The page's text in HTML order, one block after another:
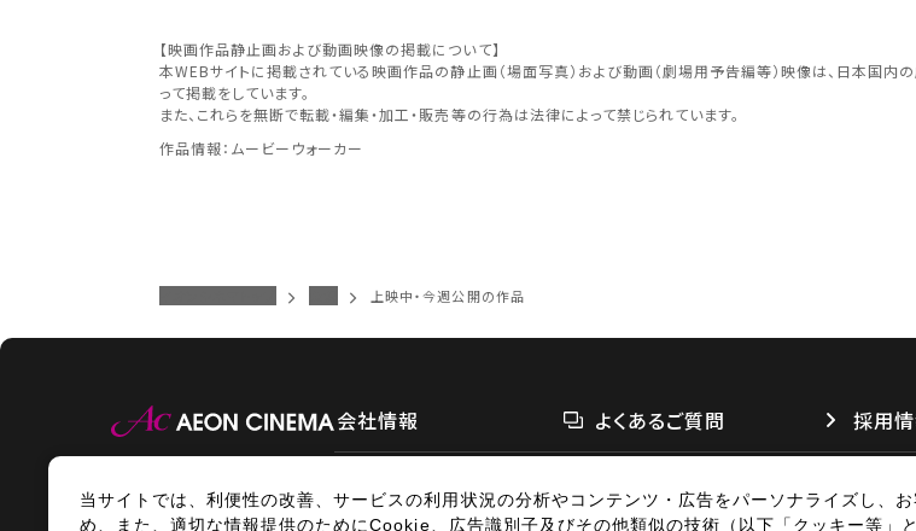
九州
近畿
閉じる
【映画作品静止画および動画映像の掲載について】
本WEBサイトに掲載されている映画作品の静止画（場面写真）および動画（劇場用予告編等）映像は、日本国
って掲載をしています。
また、これらを無断で転載・編集・加工・販売等の行為は法律によって禁じられています。
作品情報：ムービーウォーカー
上映中・今週公開の作品
会社情報 よくあるご質問 採用
情報セキュリティ サイトポリシー個人情報の取扱い お問い合わせ広告掲載
当サイトでは、利便性の改善、サービスの利用状況の分析やコンテンツ・広告をパーソナライズし、
め、また、適切な情報提供のためにCookie、広告識別子及びその他類似の技術（以下「クッキー等」